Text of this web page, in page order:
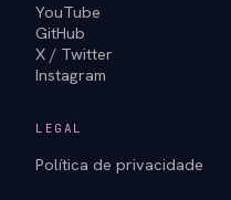
YouTube
GitHub
X / Twitter
Instagram
LEGAL
Política de privacidade